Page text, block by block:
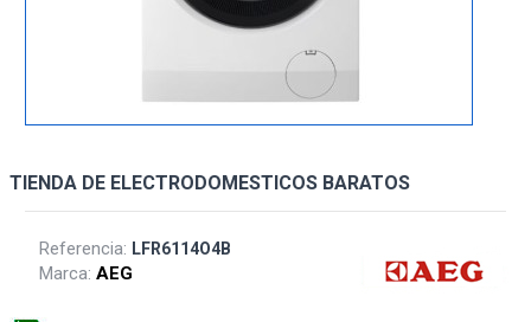
TIENDA DE ELECTRODOMESTICOS BARATOS
Referencia: LFR6114O4B
Marca:AEG